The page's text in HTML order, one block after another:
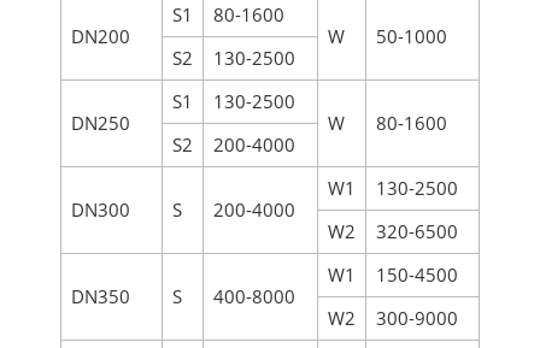
DN200
S1
80-1600
W
50-1000
S2
130-2500
DN250
S1
130-2500
W
80-1600
S2
200-4000
DN300 S 200-4000
W1
130-2500
W2
320-6500
DN350 S 400-8000
W1
150-4500
W2
300-9000